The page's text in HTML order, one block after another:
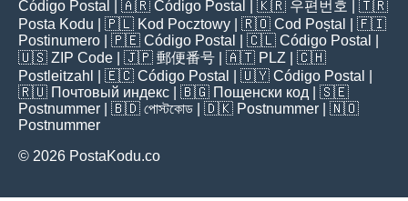
Código Postal
| 🇦🇷 Código Postal | 🇰🇷 우편번호
| 🇹🇷
Posta Kodu | 🇵🇱 Kod Pocztowy | 🇷🇴 Cod Poștal
| 🇫🇮
Postinumero | 🇵🇪 Código Postal | 🇨🇱 Código Postal
🇺🇸 ZIP Code | 🇯🇵 郵便番号 | 🇦🇹 PLZ | 🇨🇭
Postleitzahl
| 🇪🇨 Código Postal | 🇺🇾 Código Postal
🇷🇺 Почтовый индекс | 🇧🇬 Пощенски код | 🇸🇪
Postnummer | 🇧🇩 পোস্টকোড | 🇩🇰 Postnummer | 🇳🇴
Postnummer
© 2026 PostaKodu.co